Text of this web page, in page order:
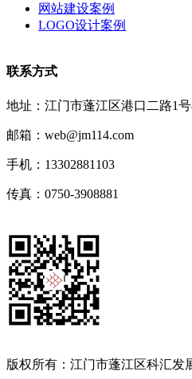
网站建设案例
LOGO设计案例
联系方式
地址：江门市蓬江区港口二路1号
邮箱：web@jm114.com
手机：13302881103
传真：0750-3908881
版权所有：江门市蓬江区科汇